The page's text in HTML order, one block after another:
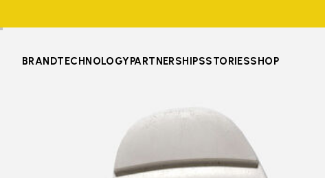
BRANDTECHNOLOGYPARTNERSHIPSSTORIESSHOP